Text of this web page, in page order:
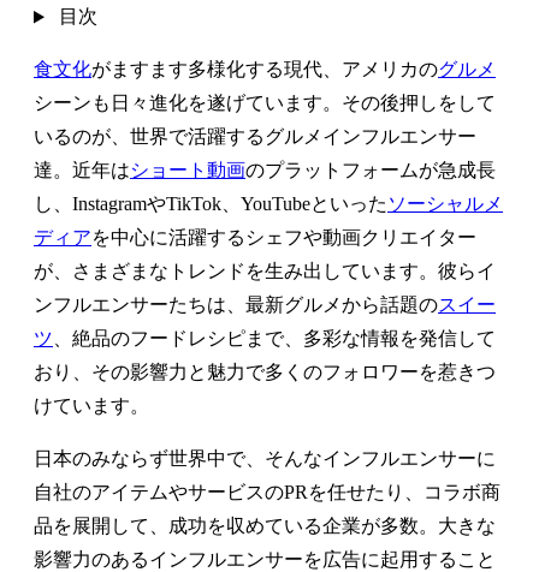
目次
食文化がますます多様化する現代、アメリカのグルメ
シーンも日々進化を遂げています。その後押しをして
いるのが、世界で活躍するグルメインフルエンサー
達。近年はショート動画のプラットフォームが急成長
し、InstagramやTikTok、YouTubeといった ソーシャルメ
ディアを中心に活躍するシェフや動画クリエイター
が、さまざまなトレンドを生み出しています。彼らイ
ンフルエンサーたちは、最新グルメから話題のスイー
ツ、絶品のフードレシピまで、多彩な情報を発信して
おり、その影響力と魅力で多くのフォロワーを惹きつ
けています。
日本のみならず世界中で、そんなインフルエンサーに
自社のアイテムやサービスのPRを任せたり、コラボ商
品を展開して、成功を収めている企業が多数。大きな
影響力のあるインフルエンサーを広告に起用すること